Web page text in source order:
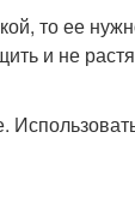
то ее
и не